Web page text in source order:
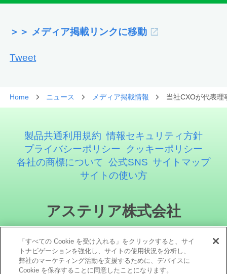
＞＞ メディア掲載リンクに移動
Tweet
Home ニュース メディア掲載情報 当社CXOが代表
製品共通利用規約 情報セキュリティ方針
プライバシーポリシー
クッキーポリシー
各社の商標について 公式SNS サイトマップ
サイトの使い方
アステリア株式会社
「すべての Cookie を受け入れる」をクリックすると、サイ
トナビゲーションを強化し、サイトの使用状況を分析し、
弊社のマーケティング活動を支援するために、デバイスに
Cookie を保存することに同意したことになります。